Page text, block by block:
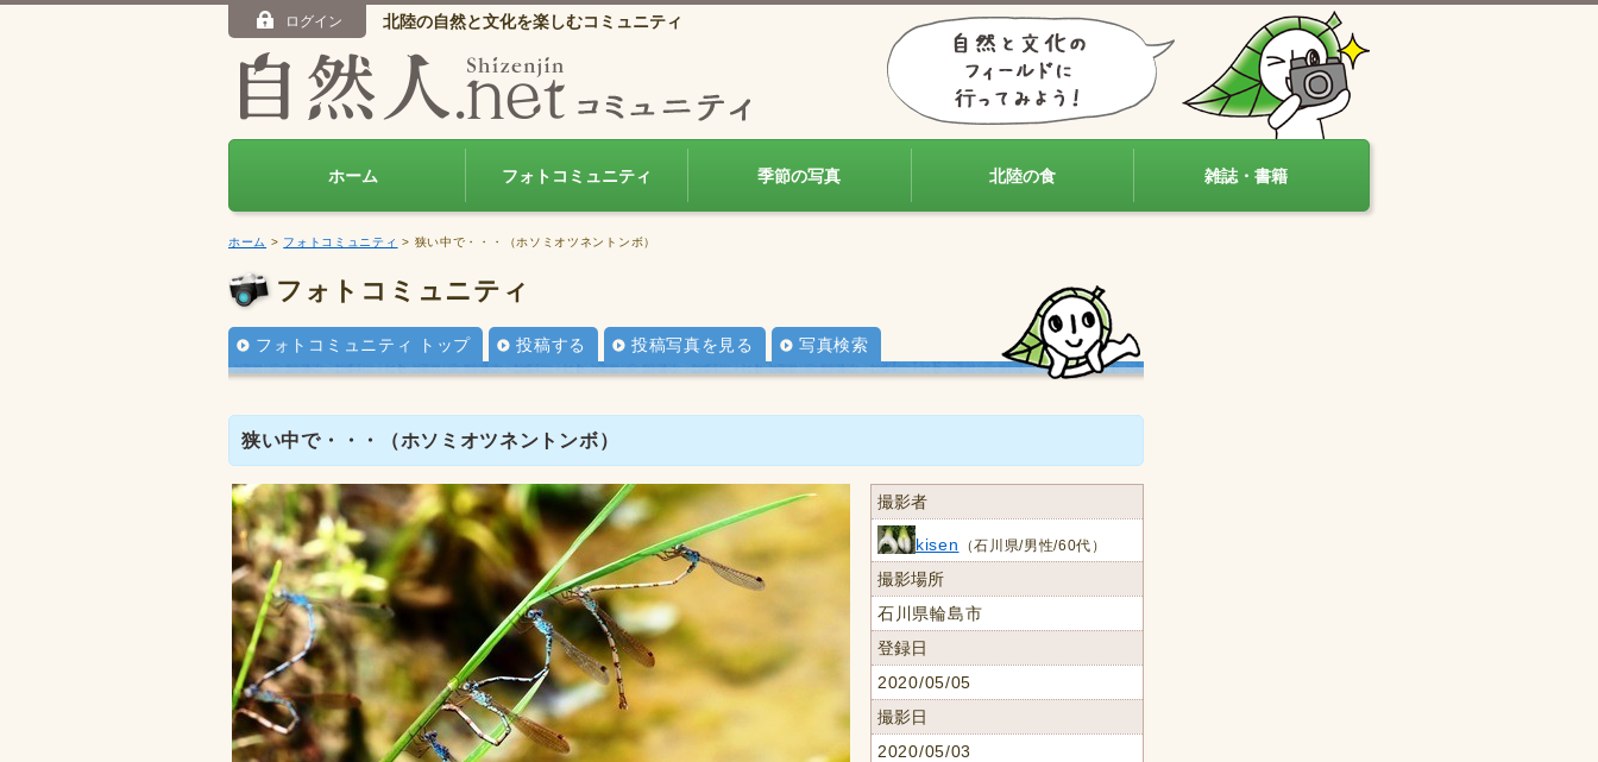
ログイン 北陸の自然と文化を楽しむコミュニティ
ホーム フォトコミュニティ 季節の写真 北陸の食 雑誌・書籍
ホーム > フォトコミュニティ > 狭い中で・・・（ホソミオツネントンボ）
フォトコミュニティ
フォトコミュニティ トップ 投稿する 投稿写真を見る 写真検索
狭い中で・・・（ホソミオツネントンボ）
撮影者
kisen （石川県/男性/60代）
撮影場所
石川県輪島市
登録日
2020/05/05
撮影日
2020/05/03